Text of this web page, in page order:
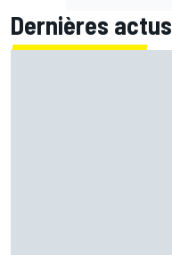
Dernières actus